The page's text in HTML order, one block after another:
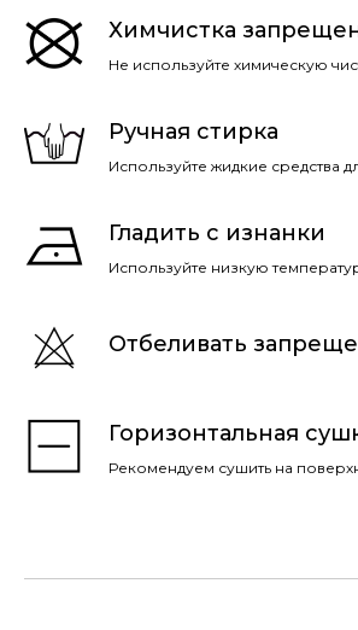
Химчистка
Не используйте химическую
Ручная стирка
Используйте жидкие средства
Гладить с изнанки
Используйте низкую
Отбеливать
Горизонтальная
Рекомендуем сушить на